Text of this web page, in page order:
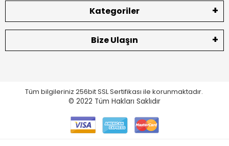
Kategoriler
Bize Ulaşın
Tüm bilgileriniz 256bit SSL Sertifikası ile korunmaktadır.
© 2022 Tüm Hakları Saklıdır